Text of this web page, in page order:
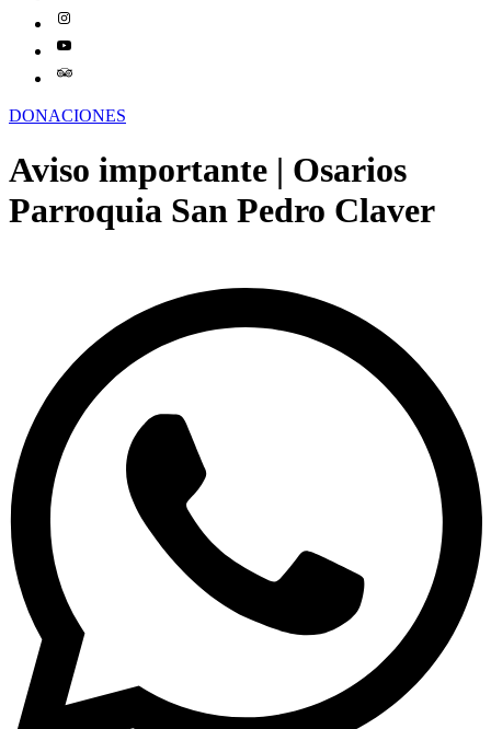
DONACIONES
Aviso importante | Osarios
Parroquia San Pedro Claver